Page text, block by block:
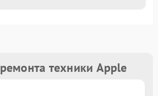
техники Apple